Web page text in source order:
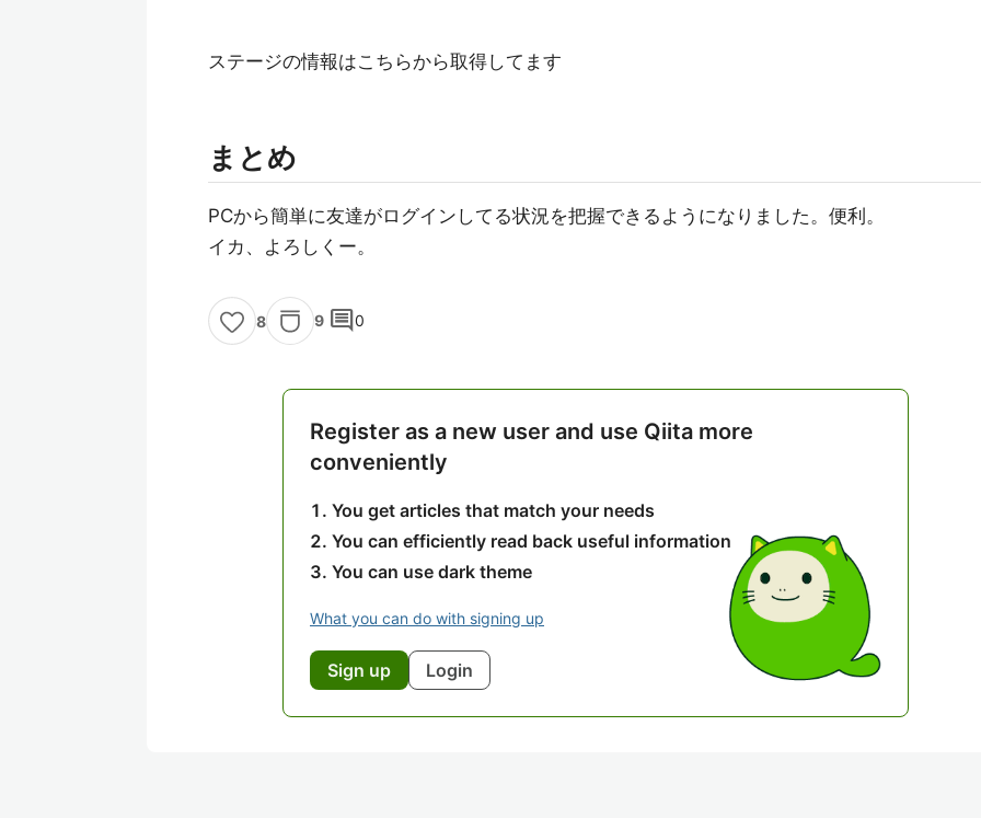
ステージの情報はこちらから取得してます
まとめ
PCから簡単に友達がログインしてる状況を把握できるようになりました。便利。
イカ、よろしくー。
8 9 comment0
Register as a new user and use Qiita more
conveniently
You get articles that match your needs
You can efficiently read back useful information
You can use dark theme
What you can do with signing up
Sign up Login